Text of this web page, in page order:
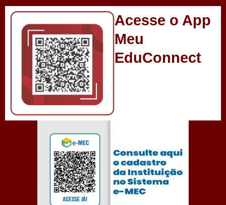
Acesse o App
Meu
EduConnect